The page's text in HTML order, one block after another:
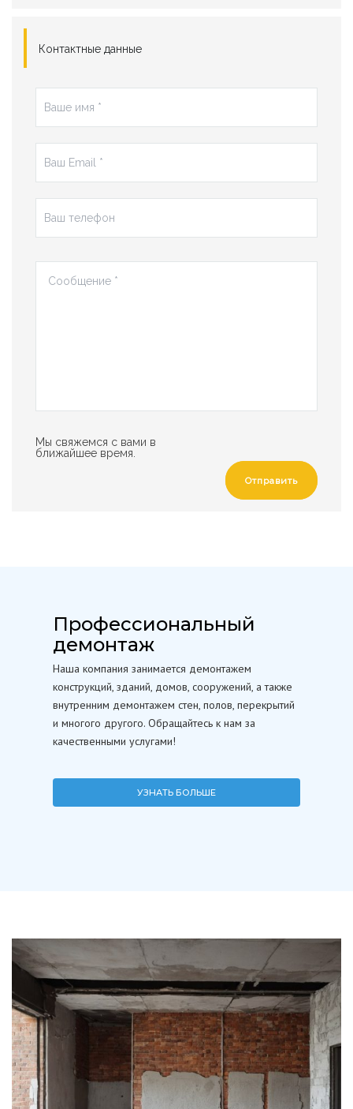
Контактные данные
Мы свяжемся с вами в
ближайшее время.
Отправить
Профессиональный
демонтаж
Наша компания занимается демонтажем
конструкций, зданий, домов, сооружений, а также
внутренним демонтажем стен, полов, перекрытий
и многого другого. Обращайтесь к нам за
качественными услугами!
УЗНАТЬ БОЛЬШЕ